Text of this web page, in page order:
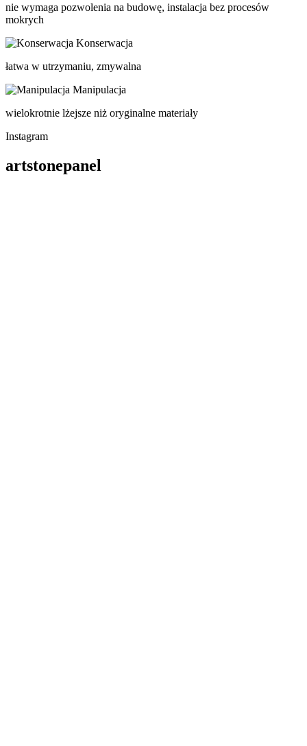
nie wymaga pozwolenia na budowę, instalacja bez procesów
mokrych
Konserwacja
łatwa w utrzymaniu, zmywalna
Manipulacja
wielokrotnie lżejsze niż oryginalne materiały
Instagram
artstonepanel